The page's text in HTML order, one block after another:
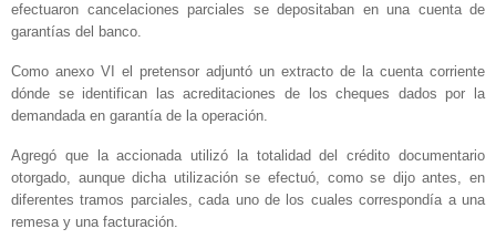
efectuaron cancelaciones parciales se depositaban en una cuenta de
garantías del banco.
Como anexo VI el pretensor adjuntó un extracto de la cuenta corriente
dónde se identifican las acreditaciones de los cheques dados por la
demandada en garantía de la operación.
Agregó que la accionada utilizó la totalidad del crédito documentario
otorgado, aunque dicha utilización se efectuó, como se dijo antes, en
diferentes tramos parciales, cada uno de los cuales correspondía a una
remesa y una facturación.